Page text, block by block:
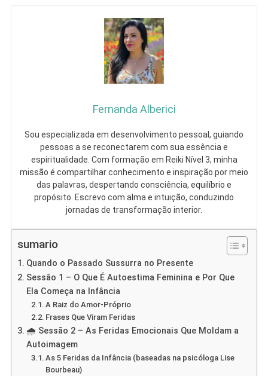
Fernanda Alberici
Sou especializada em desenvolvimento pessoal, guiando
pessoas a se reconectarem com sua essência e
espiritualidade. Com formação em Reiki Nível 3, minha
missão é compartilhar conhecimento e inspiração por meio
das palavras, despertando consciência, equilíbrio e
propósito. Escrevo com alma e intuição, conduzindo
jornadas de transformação interior.
sumario
Quando o Passado Sussurra no Presente
Sessão 1 – O Que É Autoestima Feminina e Por Que
Ela Começa na Infância
A Raiz do Amor-Próprio
Frases Que Viram Feridas
🌧 Sessão 2 – As Feridas Emocionais Que Moldam a
Autoimagem
As 5 Feridas da Infância (baseadas na psicóloga Lise
Bourbeau)